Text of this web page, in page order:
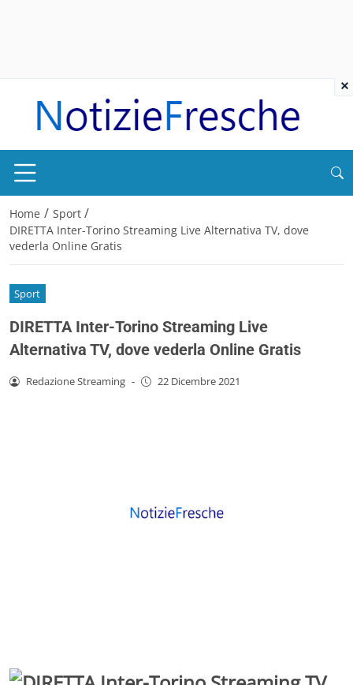
Home / Sport /
DIRETTA Inter-Torino Streaming Live Alternativa TV, dove
vederla Online Gratis
Sport
DIRETTA Inter-Torino Streaming Live
Alternativa TV, dove vederla Online Gratis
Redazione Streaming - 22 Dicembre 2021
×